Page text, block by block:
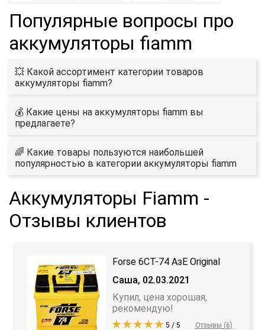
Популярные вопросы про
aккумуляторы fiamm
💥 Какой ассортимент категории товаров
aккумуляторы fiamm?
💰 Какие цены на aккумуляторы fiamm вы
предлагаете?
🌈 Какие товары пользуются наибольшей
популярностью в категории aккумуляторы fiamm
Aккумуляторы Fiamm -
Отзывы клиентов
Forse 6СТ-74 АзЕ Original
Саша, 02.03.2021
Купил, цена хорошая,
рекомендую!
5 / 5 Отзывы (6)